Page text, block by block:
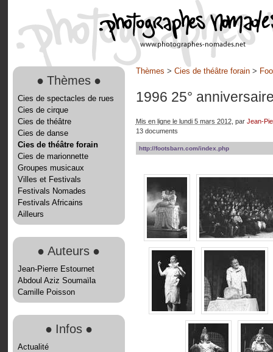
● Thèmes ●
Cies de spectacles de rues
Cies de cirque
Cies de théâtre
Cies de danse
Cies de théâtre forain
Cies de marionnette
Groupes musicaux
Villes et Festivals
Festivals Nomades
Festivals Africains
Ailleurs
● Auteurs ●
Jean-Pierre Estournet
Abdoul Aziz Soumaïla
Camille Poisson
● Infos ●
Actualité
Thèmes > Cies de théâtre forain>
1996 25°
Mis en ligne le lundi 5 mars 2012, par Jean-
13 documents
http://footsbarn.com/index.php